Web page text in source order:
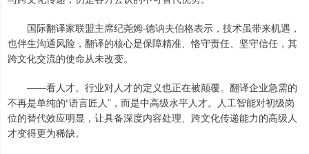
国际翻译家联盟主席纪尧姆·德讷夫伯格表示，技术虽带来机遇，
也伴生沟通风险，翻译的核心是保障精准、恪守责任、坚守信任，其
跨文化交流的使命从未改变。
——看人才。行业对人才的定义也正在被颠覆。翻译企业急需的
不再是单纯的“语言匠人”，而是中高级水平人才。人工智能对初级岗
位的替代效应明显，让具备深度内容处理、跨文化传递能力的高级人
才变得更为稀缺。